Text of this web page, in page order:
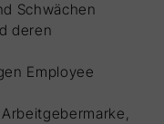
Schwächen
deren
Employee